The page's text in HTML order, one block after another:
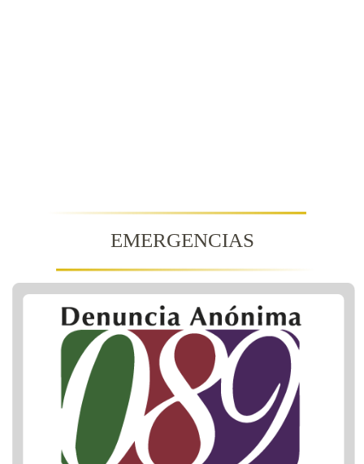
EMERGENCIAS